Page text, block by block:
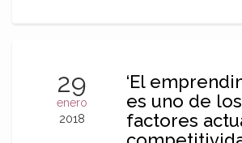
29
enero
2018
‘El
es uno de los
factores